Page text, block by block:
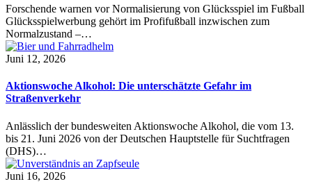
Forschende warnen vor Normalisierung von Glücksspiel im Fußball
Glücksspielwerbung gehört im Profifußball inzwischen zum
Normalzustand –…
Juni 12, 2026
Aktionswoche Alkohol: Die unterschätzte Gefahr im
Straßenverkehr
Anlässlich der bundesweiten Aktionswoche Alkohol, die vom 13.
bis 21. Juni 2026 von der Deutschen Hauptstelle für Suchtfragen
(DHS)…
Juni 16, 2026